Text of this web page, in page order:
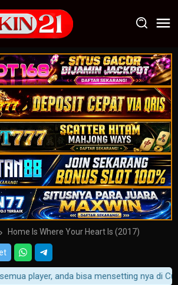
Home Is Where Your Heart Is (2017)
player, anda bisa mensetting nya di